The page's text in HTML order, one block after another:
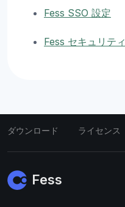
Fess SSO 設定
Fess セキュリテ
ダウンロード ライセンス
Fess